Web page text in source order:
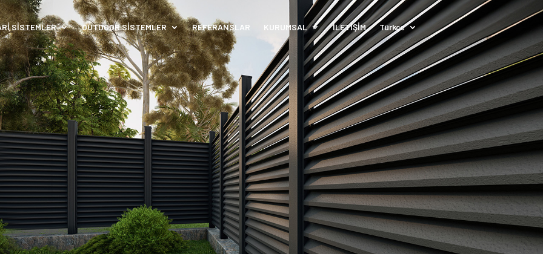
SİSTEMLER OUTDOOR SİSTEMLER REFERANSLAR KURUMSAL İLETİŞİM Türkçe